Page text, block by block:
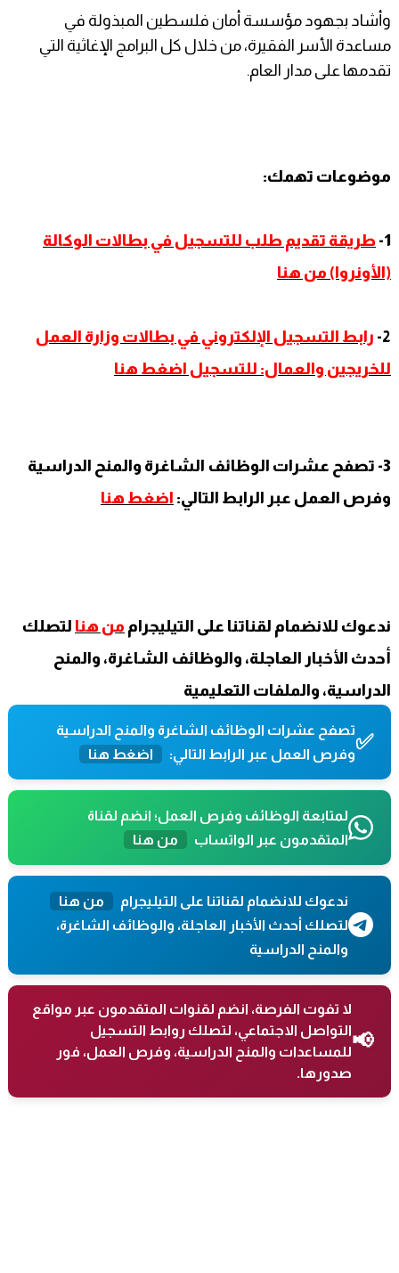
وأشاد بجهود مؤسسة أمان فلسطين المبذولة في
مساعدة الأسر الفقيرة، من خلال كل البرامج الإغاثية التي
تقدمها على مدار العام.
موضوعات تهمك:
1- طريقة تقديم طلب للتسجيل في بطالات الوكالة
(الأونروا) من هنا
2- رابط التسجيل الإلكتروني في بطالات وزارة العمل
للخريجين والعمال: للتسجيل اضغط هنا
3- تصفح عشرات الوظائف الشاغرة والمنح الدراسية
وفرص العمل عبر الرابط التالي: اضغط هنا
ندعوك للانضمام لقناتنا على التيليجرام من هنا لتصلك
أحدث الأخبار العاجلة، والوظائف الشاغرة، والمنح
الدراسية، والملفات التعليمية
✅تصفح عشرات الوظائف الشاغرة والمنح الدراسية
وفرص العمل عبر الرابط التالي:
اضغط هنا
لمتابعة الوظائف وفرص العمل؛ انضم لقناة
المتقدمون عبر الواتساب
من هنا
ندعوك للانضمام لقناتنا على التيليجرام
من هنا
لتصلك أحدث الأخبار العاجلة، والوظائف الشاغرة،
والمنح الدراسية
📢
لا تفوت الفرصة، انضم لقنوات المتقدمون عبر مواقع
التواصل الاجتماعي، لتصلك روابط التسجيل
للمساعدات والمنح الدراسية، وفرص العمل، فور
صدورها.